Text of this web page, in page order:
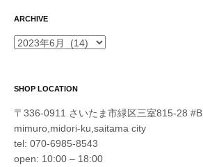
ARCHIVE
ARCHIVE
SHOP LOCATION
〒336-0911 さいたま市緑区三室815-28 #B
mimuro,midori-ku,saitama city
tel: 070-6985-8543
open: 10:00 – 18:00